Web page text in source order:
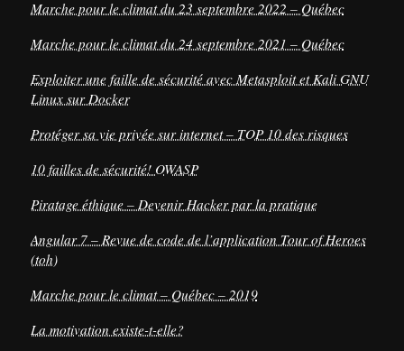
Marche pour le climat du 23 septembre 2022 – Québec
Marche pour le climat du 24 septembre 2021 – Québec
Exploiter une faille de sécurité avec Metasploit et Kali GNU
Linux sur Docker
Protéger sa vie privée sur internet – TOP 10 des risques
10 failles de sécurité! OWASP
Piratage éthique – Devenir Hacker par la pratique
Angular 7 – Revue de code de l’application Tour of Heroes
(toh)
Marche pour le climat – Québec – 2019
La motivation existe-t-elle?